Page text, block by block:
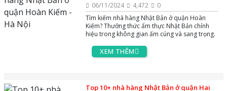
06/11/2024 4,472
0
Tìm kiếm nhà hàng Nhật Bản ở quận Hoàn
Kiếm? Thưởng thức ẩm thực Nhật Bản chính
hiệu trong không gian ấm cúng và sang trọng.
XEM THÊM
Top 10+ nhà hàng Nhật Bản ở quận Hai